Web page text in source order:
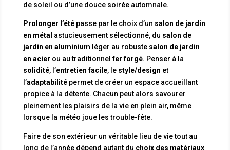
de soleil ou d’une douce soirée automnale.
Prolonger l’étépasse par le choix d’un salon de jardin
en métal astucieusement sélectionné, du salon de
jardin en aluminium léger au robuste salon de jardin
en acier ou au traditionnelfer forgé. Penser à la
solidité, l’entretien facile, le style/design et
l’adaptabilitépermet de créer un espace accueillant
propice à la détente. Chacun peut alors savourer
pleinement les plaisirs de la vie en plein air, même
lorsque la météo joue les trouble-fête.
Faire de son extérieur un véritable lieu de vie tout au
long de l’année dépend autant du choix des matériaux